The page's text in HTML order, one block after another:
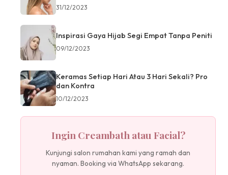
31/12/2023
Inspirasi Gaya Hijab Segi Empat Tanpa Peniti
09/12/2023
Keramas Setiap Hari Atau 3 Hari Sekali? Pro
dan Kontra
10/12/2023
Ingin Creambath atau Facial?
Kunjungi salon rumahan kami yang ramah dan
nyaman. Booking via WhatsApp sekarang.